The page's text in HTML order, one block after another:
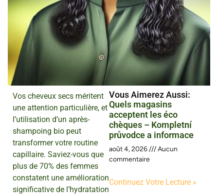
Vos cheveux secs méritent
une attention particulière, et
l’utilisation d’un après-
shampoing bio peut
transformer votre routine
capillaire. Saviez-vous que
plus de 70% des femmes
constatent une amélioration
significative de l’hydratation
Vous Aimerez Aussi :
Quels magasins
acceptent les éco
chèques – Kompletní
průvodce a informace
août 4, 2026
Aucun
commentaire
Continuez Votre Lecture »